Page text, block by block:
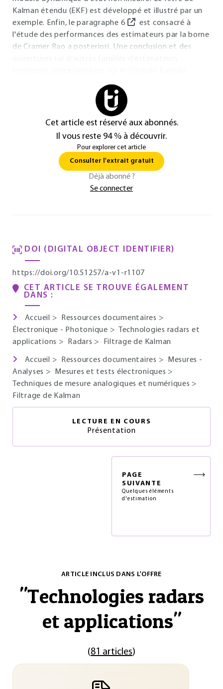
Kalman étendu (EKF) est développé et illustré par un
exemple. Enfin, le paragraphe 6
est consacré à
l'étude des performances des estimateurs par la borne
de Cramer Rao a posteriori. Une conclusion et des
Cet article est réservé aux abonnés.
Il vous reste 94 % à découvrir.
Pour explorer cet article
Consulter l'extrait gratuit
Déjà abonné ?
Se connecter
DOI (DIGITAL OBJECT IDENTIFIER)
https://doi.org/10.51257/a-v1-r1107
CET ARTICLE SE TROUVE ÉGALEMENT
DANS :
Accueil > Ressources documentaires >
Électronique - Photonique >
Technologies radars et
applications > Radars > Filtrage de Kalman
Accueil > Ressources documentaires >
Mesures -
Analyses > Mesures et tests électroniques >
Techniques de mesure analogiques et numériques >
Filtrage de Kalman
LECTURE EN COURS
Présentation
PAGE
SUIVANTE
Quelques éléments
d'estimation
ARTICLE INCLUS DANS L'OFFRE
"Technologies radars
et applications"
(81 articles)